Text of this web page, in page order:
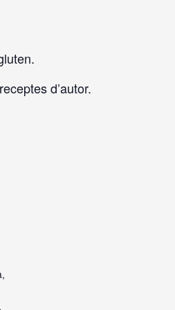
d’autor.